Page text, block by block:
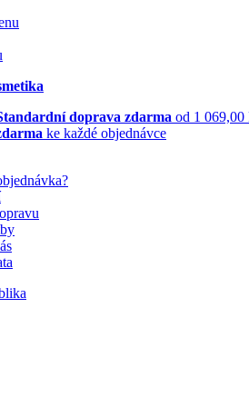
doprava zdarma od 1 069,00
ke každé objednávce